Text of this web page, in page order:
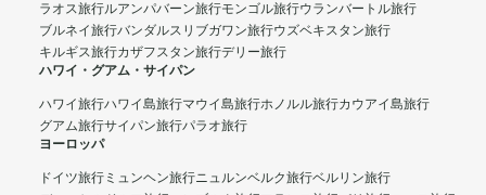
ラオス旅行ルアンパバーン旅行モンゴル旅行ウランバートル旅行
ブルネイ旅行バンダルスリブガワン旅行ウズベキスタン旅行
キルギス旅行カザフスタン旅行デリー旅行
ハワイ・グアム・サイパン
ハワイ旅行ハワイ島旅行マウイ島旅行ホノルル旅行カウアイ島旅行
グアム旅行サイパン旅行パラオ旅行
ヨーロッパ
ドイツ旅行 ミュンヘン旅行ニュルンベルク旅行ベルリン旅行